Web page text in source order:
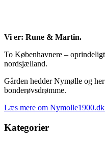
Vi er: Rune & Martin.
To Københavnere –
nordsjælland.
Gården hedder Nymølle og
bonderøvsdrømme.
Læs mere om
Kategorier